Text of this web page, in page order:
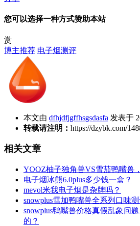
您可以选择一种方式赞助本站
赏
博主推荐 电子烟测评
本文由 dfhjdfjgffhsgsdasfa 发表于
转载请注明： https://dzybk.com/
相关文章
YOOZ柚子独角兽VS雪茄鸭嘴兽
电子烟冰熊6.0plus多少钱一盒？
mevol米我电子烟是杂牌吗？
snowplus雪加鸭嘴兽全系列口味测
snowplus鸭嘴兽价格真假乱象问
的？